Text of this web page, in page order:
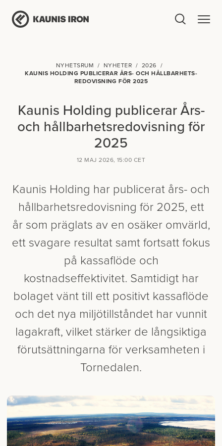
NYHETSRUM NYHETER
2026
KAUNIS HOLDING PUBLICERAR ÅRS- OCH HÅLLBARHETS­
REDOVISNING FÖR 2025
Kaunis Holding publicerar Års-
och hållbarhets­redovisning för
2025
12 MAJ 2026, 15:00 CET
Kaunis Holding har publicerat års- och
hållbarhets­redovisning för 2025, ett
år som präglats av en osäker omvärld,
ett svagare resultat samt fortsatt fokus
på kassaflöde och
kostnadseffektivitet. Samtidigt har
bolaget vänt till ett positivt kassaflöde
och det nya miljötillståndet har vunnit
lagakraft, vilket stärker de långsiktiga
förutsättningarna för verksamheten i
Tornedalen.